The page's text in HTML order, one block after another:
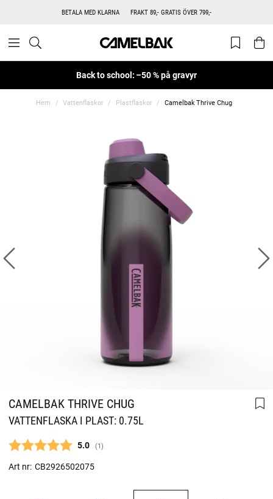
BETALA MED KLARNA FRAKT 89,- GRATIS ÖVER 799,-
Back to school: –50 % på gravyr
Hem Vattenflaskor Plastflaskor Camelbak Thrive Chug
CAMELBAK THRIVE CHUG
VATTENFLASKA I PLAST: 0.75L
Snittbetyg:
5.0 (röster:
1)
Art nr: CB2926502075